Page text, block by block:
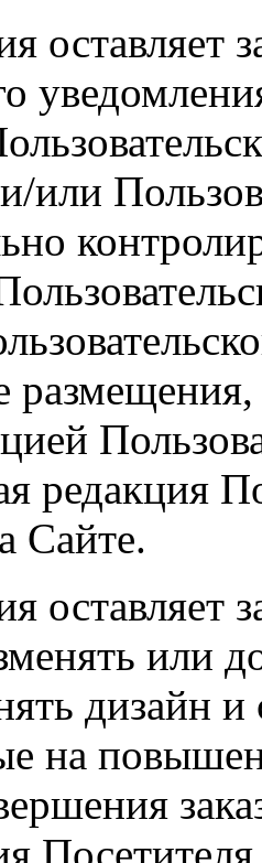
оставляет
или
редакция
Сайте.
оставляет
или
дизайн
на